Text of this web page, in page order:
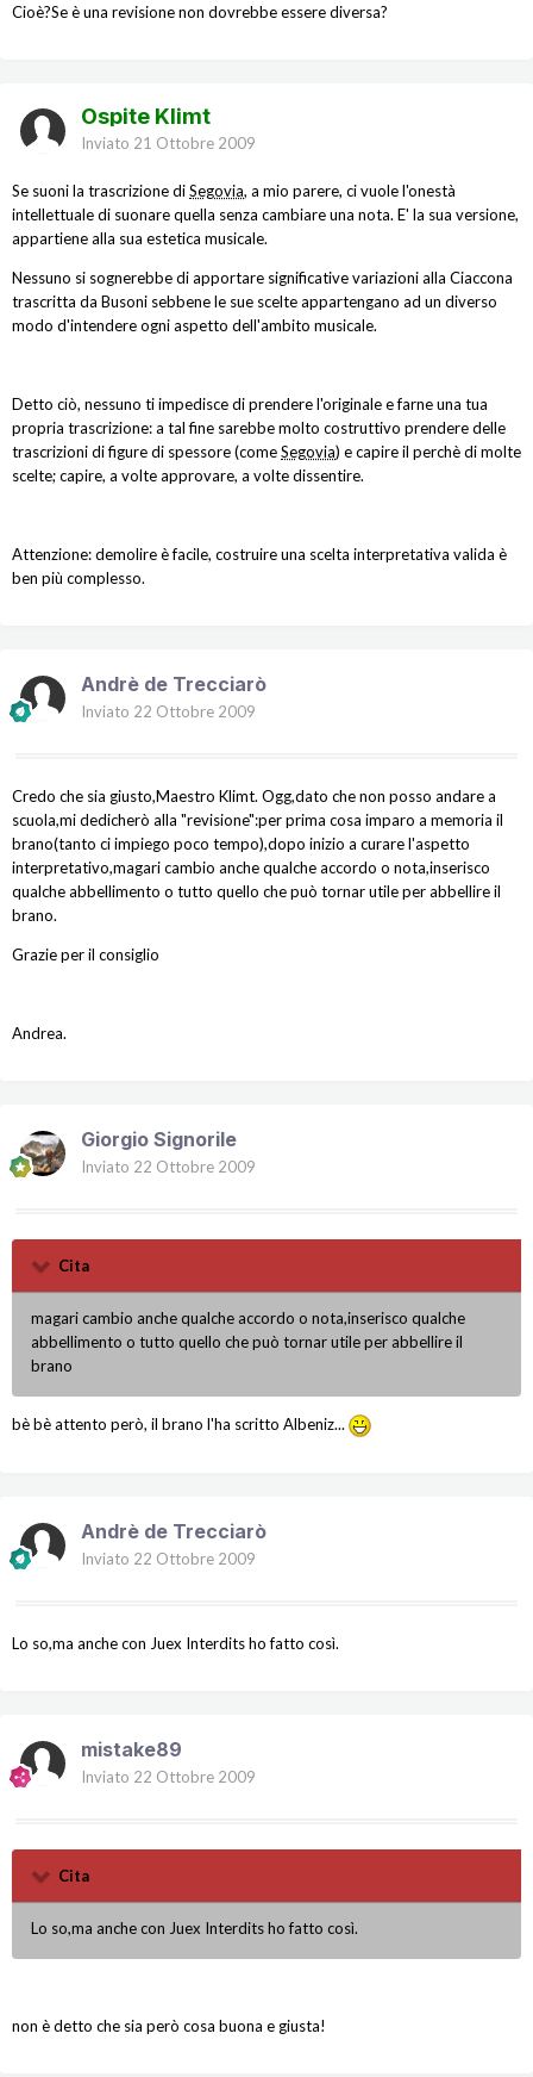
Cioè?Se è una revisione non dovrebbe essere diversa?
Ospite Klimt
Inviato 21 Ottobre 2009
Se suoni la trascrizione diSegovia, a mio parere, ci vuole l'onestà
intellettuale di suonare quella senza cambiare una nota. E' la sua versione,
appartiene alla sua estetica musicale.
Nessuno si sognerebbe di apportare significative variazioni alla Ciaccona
trascritta da Busoni sebbene le sue scelte appartengano ad un diverso
modo d'intendere ogni aspetto dell'ambito musicale.
Detto ciò, nessuno ti impedisce di prendere l'originale e farne una tua
propria trascrizione: a tal fine sarebbe molto costruttivo prendere delle
trascrizioni di figure di spessore (comeSegovia) e capire il perchè di molte
scelte; capire, a volte approvare, a volte dissentire.
Attenzione: demolire è facile, costruire una scelta interpretativa valida è
ben più complesso.
Andrè de Trecciarò
Inviato 22 Ottobre 2009
Credo che sia giusto,Maestro Klimt. Ogg,dato che non posso andare a
scuola,mi dedicherò alla "revisione":per prima cosa imparo a memoria il
brano(tanto ci impiego poco tempo),dopo inizio a curare l'aspetto
interpretativo,magari cambio anche qualche accordo o nota,inserisco
qualche abbellimento o tutto quello che può tornar utile per abbellire il
brano.
Grazie per il consiglio
Andrea.
Giorgio Signorile
Inviato 22 Ottobre 2009
Cita
magari cambio anche qualche accordo o nota,inserisco qualche
abbellimento o tutto quello che può tornar utile per abbellire il
brano
bè bè attento però, il brano l'ha scritto Albeniz...
Andrè de Trecciarò
Inviato 22 Ottobre 2009
Lo so,ma anche con Juex Interdits ho fatto così.
mistake89
Inviato 22 Ottobre 2009
Cita
Lo so,ma anche con Juex Interdits ho fatto così.
non è detto che sia però cosa buona e giusta!